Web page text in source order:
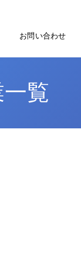
お問い合わせ
覧